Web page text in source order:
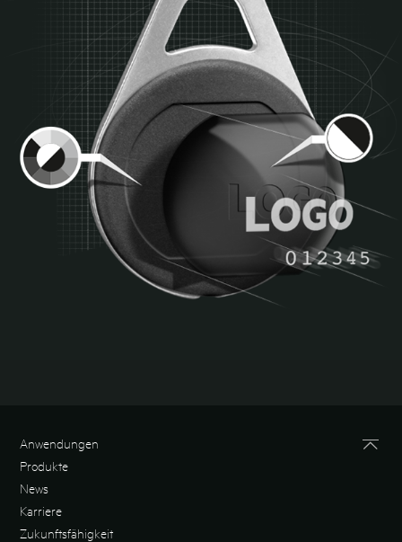
Anwendungen
Produkte
News
Karriere
Zukunftsfähigkeit